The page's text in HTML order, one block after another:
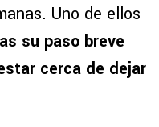
Uno de ellos
su paso breve
cerca de dejar